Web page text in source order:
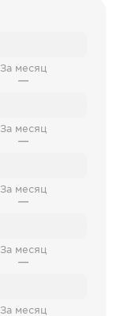
За месяц
—
За месяц
—
За месяц
—
За месяц
—
За месяц